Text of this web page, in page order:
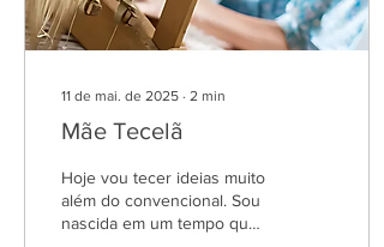
11 de mai. de 2025 ∙ 2 min
Mãe Tecelã
Hoje vou tecer ideias muito
além do convencional. Sou
nascida em um tempo que